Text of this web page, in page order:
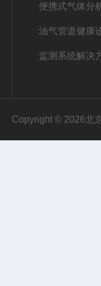
便携式气体分
油气管道健康
监测系统解决
Copyright © 2026北